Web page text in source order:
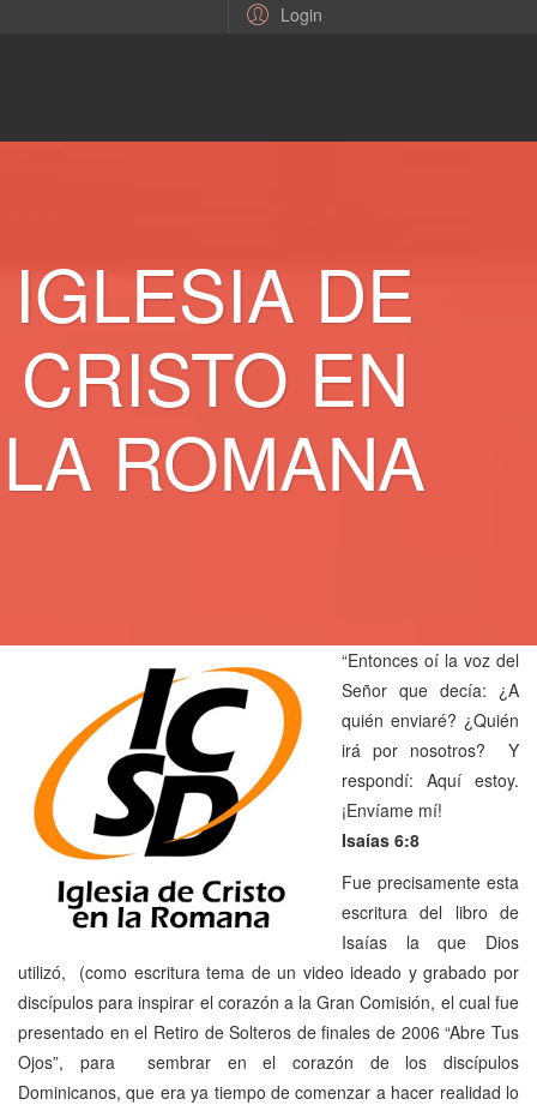
Login
IGLESIA DE
CRISTO EN
LA ROMANA
“Entonces oí la voz del
Señor que decía: ¿A
quién enviaré? ¿Quién
irá por nosotros? Y
respondí: Aquí estoy.
¡Envíame mí!
Isaías 6:8
Fue precisamente esta
escritura del libro de
Isaías la que Dios
utilizó, (como escritura tema de un video ideado y grabado por
discípulos para inspirar el corazón a la Gran Comisión, el cual fue
presentado en el Retiro de Solteros de finales de 2006 “Abre Tus
Ojos”, para sembrar en el corazón de los discípulos
Dominicanos, que era ya tiempo de comenzar a hacer realidad lo